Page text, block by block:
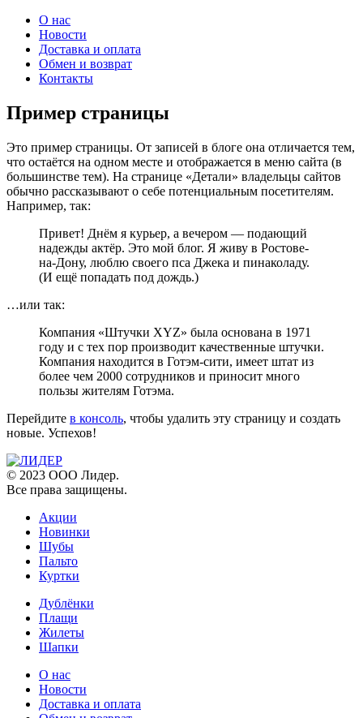
О нас
Новости
Доставка и оплата
Обмен и возврат
Контакты
Пример страницы
Это пример страницы. От записей в блоге она отличается тем,
что остаётся на одном месте и отображается в меню сайта (в
большинстве тем). На странице «Детали» владельцы сайтов
обычно рассказывают о себе потенциальным посетителям.
Например, так:
Привет! Днём я курьер, а вечером — подающий
надежды актёр. Это мой блог. Я живу в Ростове-
на-Дону, люблю своего пса Джека и пинаколаду.
(И ещё попадать под дождь.)
…или так:
Компания «Штучки XYZ» была основана в 1971
году и с тех пор производит качественные штучки.
Компания находится в Готэм-сити, имеет штат из
более чем 2000 сотрудников и приносит много
пользы жителям Готэма.
Перейдите в консоль, чтобы удалить эту страницу и создать
новые. Успехов!
© 2023 ООО Лидер.
Все права защищены.
Акции
Новинки
Шубы
Пальто
Куртки
Дублёнки
Плащи
Жилеты
Шапки
О нас
Новости
Доставка и оплата